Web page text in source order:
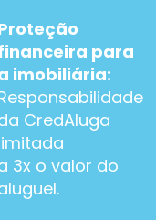
para
imobiliária:
CredAluga
3x o valor do